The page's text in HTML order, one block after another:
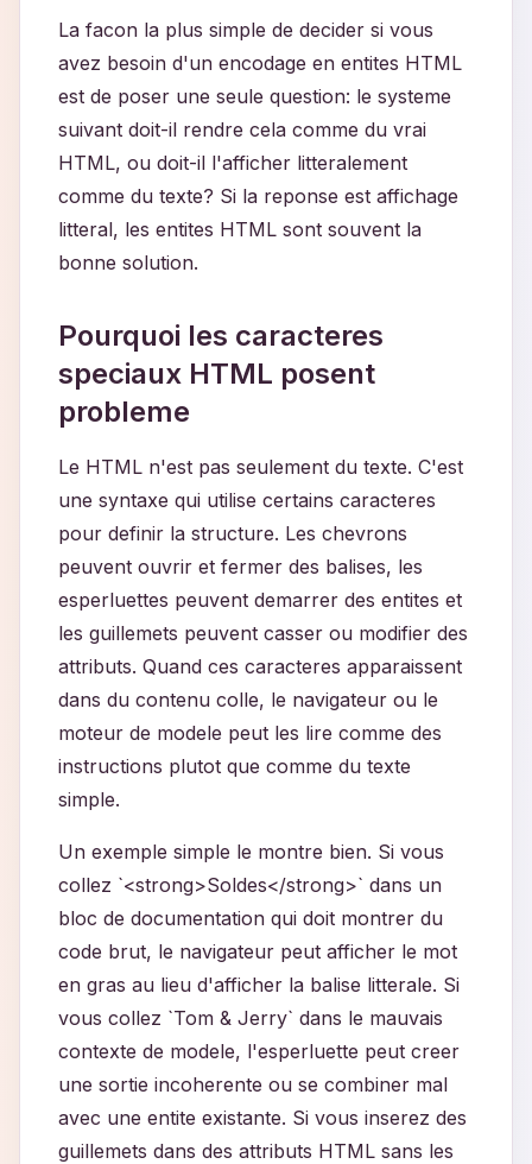
La facon la plus simple de decider si vous
avez besoin d'un encodage en entites HTML
est de poser une seule question: le systeme
suivant doit-il rendre cela comme du vrai
HTML, ou doit-il l'afficher litteralement
comme du texte? Si la reponse est affichage
litteral, les entites HTML sont souvent la
bonne solution.
Pourquoi les caracteres
speciaux HTML posent
probleme
Le HTML n'est pas seulement du texte. C'est
une syntaxe qui utilise certains caracteres
pour definir la structure. Les chevrons
peuvent ouvrir et fermer des balises, les
esperluettes peuvent demarrer des entites et
les guillemets peuvent casser ou modifier des
attributs. Quand ces caracteres apparaissent
dans du contenu colle, le navigateur ou le
moteur de modele peut les lire comme des
instructions plutot que comme du texte
simple.
Un exemple simple le montre bien. Si vous
collez `<strong>Soldes</strong>` dans un
bloc de documentation qui doit montrer du
code brut, le navigateur peut afficher le mot
en gras au lieu d'afficher la balise litterale. Si
vous collez `Tom & Jerry` dans le mauvais
contexte de modele, l'esperluette peut creer
une sortie incoherente ou se combiner mal
avec une entite existante. Si vous inserez des
guillemets dans des attributs HTML sans les